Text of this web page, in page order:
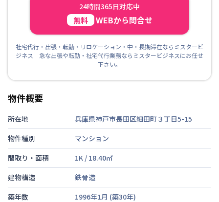
24時間365日対応中
無料 WEBから問合せ
社宅代行・出張・転勤・リロケーション・中・長期滞在ならミスタービ
ジネス 急な出張や転勤・社宅代行業務ならミスタービジネスにお任せ
下さい。
物件概要
所在地
兵庫県神戸市長田区細田町３丁目5-15
物件種別
マンション
間取り・面積
1K / 18.40㎡
建物構造
鉄骨造
築年数
1996年1月 (築30年)